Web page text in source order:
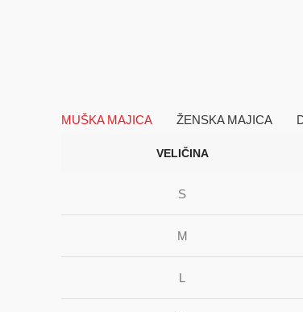
MUŠKA MAJICA ŽENSKA MAJICA
VELIČINA
S
M
L